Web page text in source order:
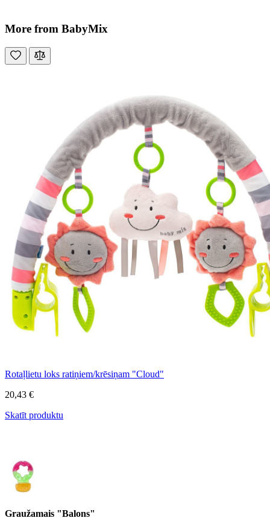
More from BabyMix
Rotaļlietu loks ratiņiem/krēsiņam "Cloud"
20,43 €
Skatīt produktu
Graužamais "Balons"